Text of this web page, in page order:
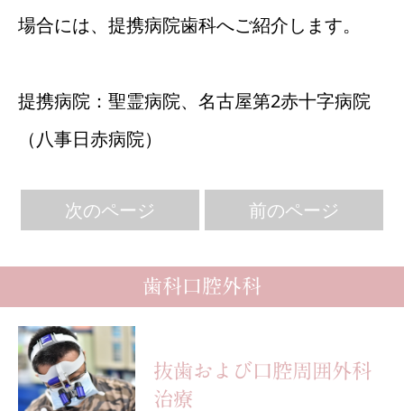
場合には、提携病院歯科へご紹介します。
提携病院：聖霊病院、名古屋第2赤十字病院
（八事日赤病院）
次のページ 前のページ
歯科口腔外科
抜歯および口腔周囲外科
治療
採用